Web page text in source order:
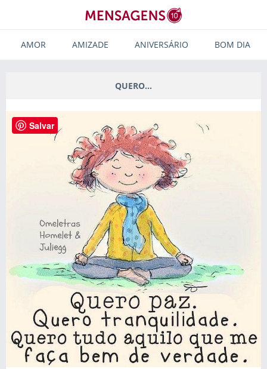
AMOR AMIZADE ANIVERSÁRIO BOM DIA
QUERO…
Salvar